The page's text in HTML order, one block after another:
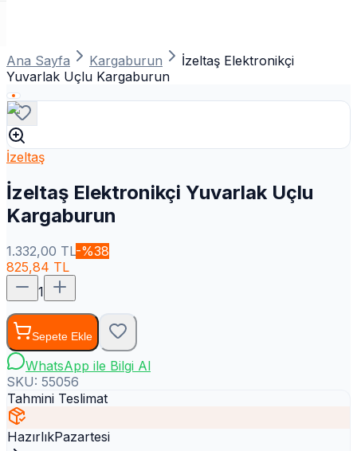
Ana Sayfa Kargaburun
İzeltaş Elektronikçi
Yuvarlak Uçlu Kargaburun
İzeltaş
İzeltaş Elektronikçi Yuvarlak Uçlu
Kargaburun
1.332,00 TL-%38
825,84 TL
1
Sepete Ekle
WhatsApp ile Bilgi Al
SKU: 55056
Tahmini Teslimat
HazırlıkPazartesi